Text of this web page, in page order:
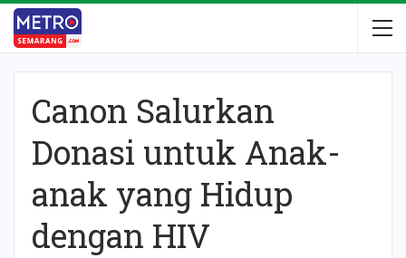
Canon Salurkan
Donasi untuk Anak-
anak yang Hidup
dengan HIV